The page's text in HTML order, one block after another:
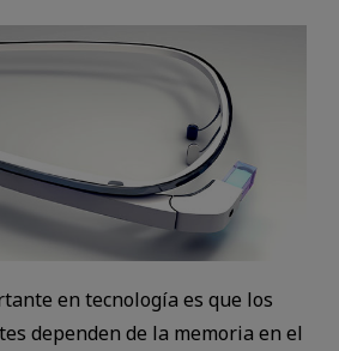
en tecnología es que los
dependen de la memoria en el